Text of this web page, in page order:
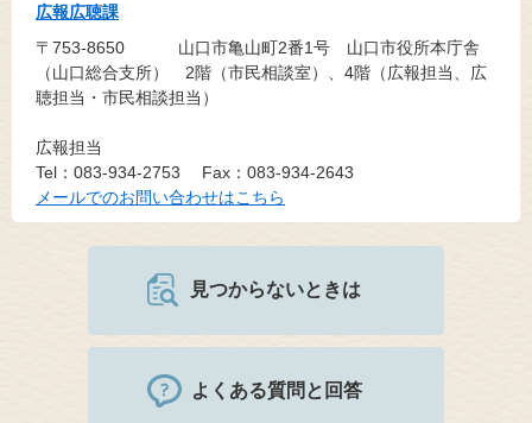
広報広聴課
〒753-8650
山口市亀山町2番1号 山口市役所本庁舎
（山口総合支所） 2階（市民相談室）、4階（広報担当、広
聴担当・市民相談担当）
広報担当
Tel：083-934-2753
Fax：083-934-2643
メールでのお問い合わせはこちら
見つからないときは
よくある質問と回答